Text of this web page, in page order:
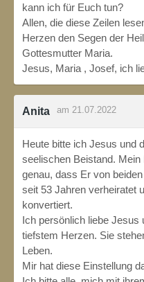
kann ich für Euch tun?
Allen, die diese Zeilen
Herzen den Segen der
Gottesmutter Maria.
Jesus, Maria , Josef, ich
Anita am 21.07.2022
Heute bitte ich Jesus und
seelischen Beistand.
genau, dass Er von
seit 53 Jahren verheiratet
konvertiert.
Ich persönlich liebe Jesus
tiefstem Herzen. Sie
Leben.
Mir hat diese Einstellung